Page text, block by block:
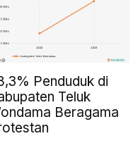
Penduduk di
Teluk
Beragama